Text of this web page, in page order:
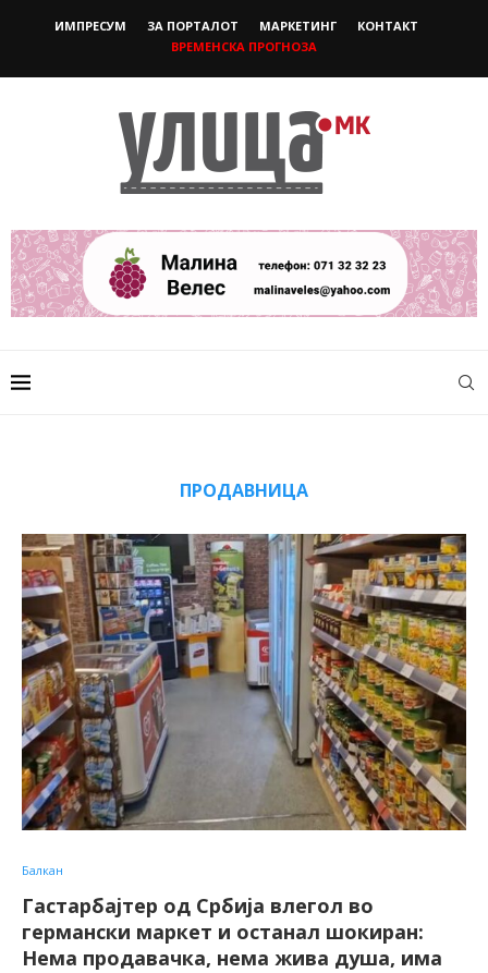
ИМПРЕСУМ ЗА ПОРТАЛОТ МАРКЕТИНГ
КОНТАКТ
ВРЕМЕНСКА ПРОГНОЗА
ПРОДАВНИЦА
Балкан
Гастарбајтер од Србија влегол во
германски маркет и останал шокиран:
Нема продавачка, нема жива душа, има